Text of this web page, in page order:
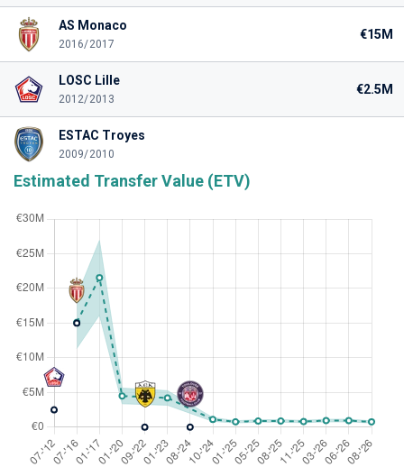
AS Monaco
2016/2017
€15M
LOSC Lille
2012/2013
€2.5M
ESTAC Troyes
2009/2010
Estimated Transfer Value (ETV)